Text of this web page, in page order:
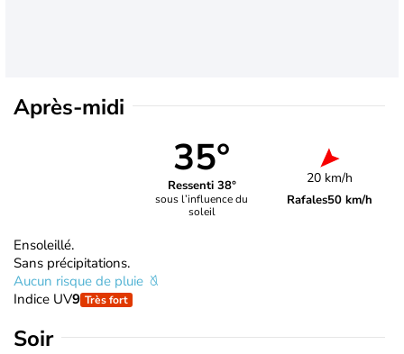
Après-midi
35°
Ressenti 38°
sous l’influence du
soleil
20 km/h
Rafales50 km/h
Ensoleillé.
Sans précipitations.
Aucun risque de pluie
Indice UV9 Très fort
Soir